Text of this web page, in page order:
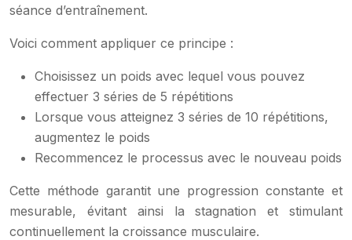
séance d’entraînement.
Voici comment appliquer ce principe :
Choisissez un poids avec lequel vous pouvez
effectuer 3 séries de 5 répétitions
Lorsque vous atteignez 3 séries de 10 répétitions,
augmentez le poids
Recommencez le processus avec le nouveau poids
Cette méthode garantit une progression constante et
mesurable, évitant ainsi la stagnation et stimulant
continuellement la croissance musculaire.